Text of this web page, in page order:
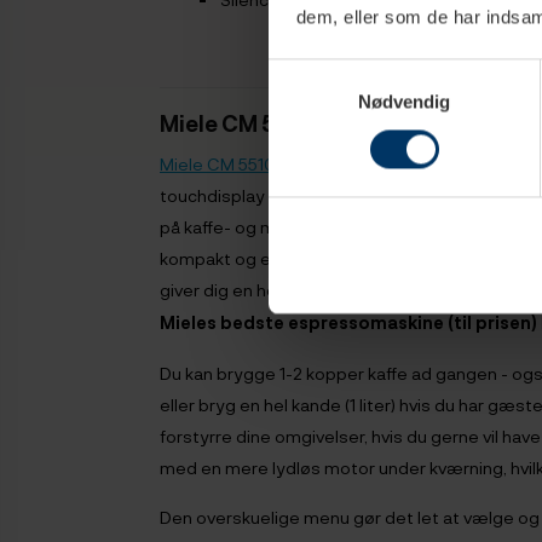
dem, eller som de har
Nødvendig
Miele CM 5510 Silence- Vores
Miele CM 5510
er en af vores bestsellers, og
touchdisplay og personlige brugerprofiler,
på kaffe- og mælkedrikkene. Den
kompakt og elegant design, der, kombineret
giver dig en helt fantastisk brugeroplevelse.
Mieles bedste espressomaskine (til
Du kan brygge 1-2 kopper kaffe ad gangen -
eller bryg en hel kande (1 liter) hvis du har
forstyrre dine omgivelser, hvis du gerne vil
med en mere lydløs motor under kværning,
Den overskuelige menu gør det let at vælge